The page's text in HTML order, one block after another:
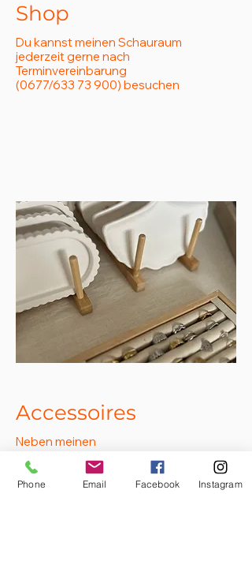
Shop
Du kannst meinen Schauraum
jederzeit gerne nach
Terminvereinbarung
(0677/633 73 900) besuchen
Accessoires
Neben meinen
findest du auch noch weitere
wunderschöne Accessoires
Phone Email Facebook Instagram